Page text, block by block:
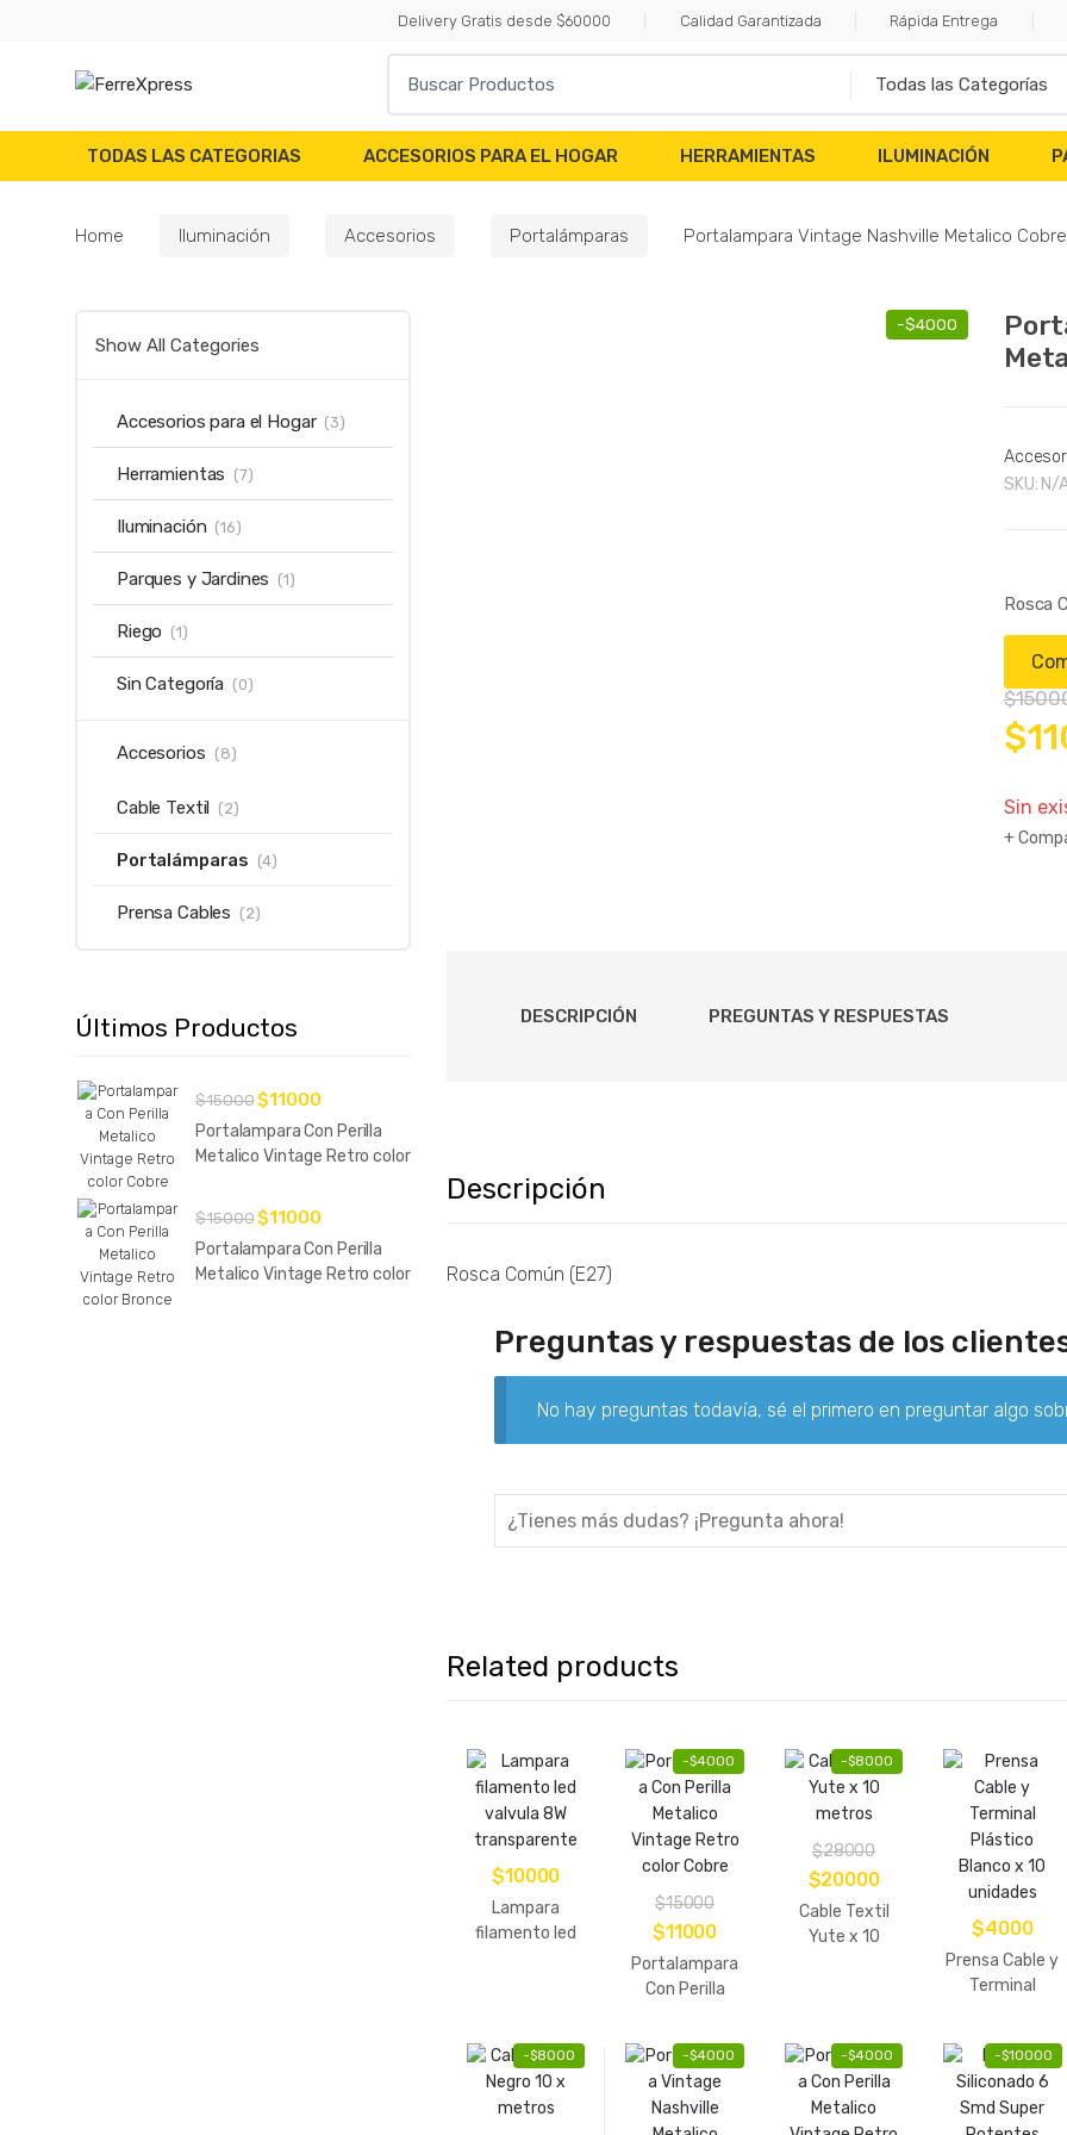
navigation
Delivery Gratis desde $60000 Calidad Garantizada Rápida Entrega
for:
TODAS LAS CATEGORIAS ACCESORIOS PARA EL HOGAR HERRAMIENTAS ILUMINACIÓN
Home Iluminación Accesorios Portalámparas Portalampara Vintage Nashville Metalico Cobre
-$4000
SKU: N/
Rosca
$
El
$
Sin
DESCRIPCIÓN PREGUNTAS Y RESPUESTAS
Descripción
Rosca Común (E27)
Preguntas y respuestas de los
No hay preguntas todavía, sé el primero en preguntar algo
Related products
$10000
Lampara
filamento led
-$4000
$15000
El
precio
original
$15000.
$11000El
precio
actual
$11000.
Portalampara
Con Perilla
Vintage Retro
color Cobre
-$8000
$28000
El
precio
original
$20000El
precio
actual
Cable Textil
Yute x 10
$4000
Prensa Cable y
Terminal
unidades
-$8000 -$4000 -$4000 -$10000
Show All Categories
Accesorios para el Hogar (3)
Herramientas (7)
Iluminación (16)
Parques y Jardines (1)
Riego (1)
Sin Categoría (0)
Accesorios (8)
Cable Textil (2)
Portalámparas (4)
Prensa Cables (2)
Últimos Productos
$15000El
precio
original
$11000El
precio
actual
Portalampara Con Perilla
Metalico Vintage Retro color
$15000El
precio
original
$11000El
precio
actual
Portalampara Con Perilla
Metalico Vintage Retro color